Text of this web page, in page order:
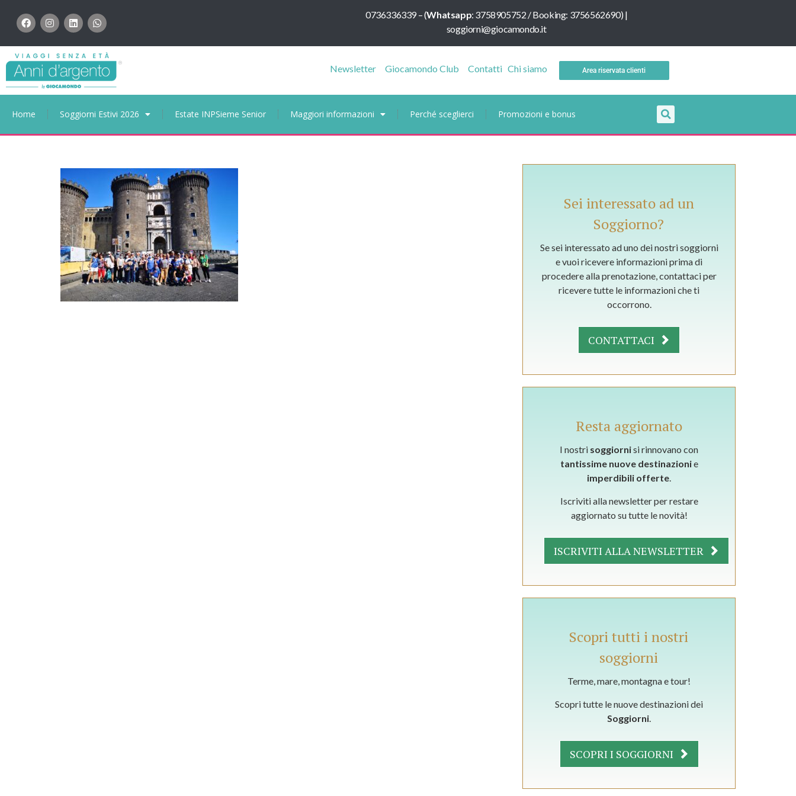
0736336339 –(Whatsapp: 3758905752 /Booking: 3756562690) |
soggiorni@giocamondo.it
Newsletter Giocamondo Club Contatti Chi siamo Area riservata clienti
Home Soggiorni Estivi 2026 Estate INPSieme Senior Maggiori informazioni Perché sceglierci Promozioni e bonus
Sei interessato ad un
Soggiorno?
Se sei interessato ad uno dei nostri soggiorni
e vuoi ricevere informazioni prima di
procedere alla prenotazione, contattaci per
ricevere tutte le informazioni che ti
occorrono.
CONTATTACI
Resta aggiornato
I nostri soggiornisi rinnovano con
tantissime nuove destinazionie
imperdibili offerte
Iscriviti alla newsletter per restare
aggiornato su tutte le novità!
ISCRIVITI ALLA NEWSLETTER
Scopri tutti i nostri
soggiorni
Terme, mare, montagna e tour!
Scopri tutte le nuove destinazioni dei
Soggiorni
SCOPRI I SOGGIORNI